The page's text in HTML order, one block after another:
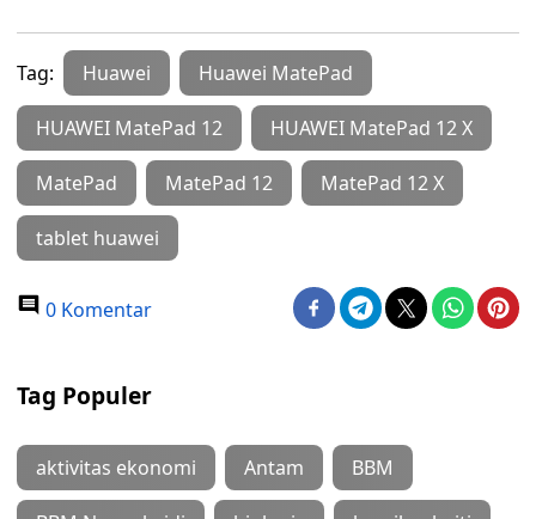
Tag: Huawei Huawei MatePad
HUAWEI MatePad 12 HUAWEI MatePad 12 X
MatePad MatePad 12 MatePad 12 X
tablet huawei
0 Komentar
Tag Populer
aktivitas ekonomi Antam BBM